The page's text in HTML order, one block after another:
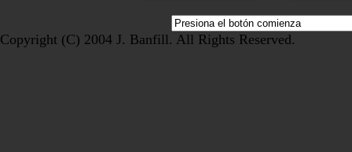
Copyright (C) 2004 J. Banfill. All Rights Reserved.